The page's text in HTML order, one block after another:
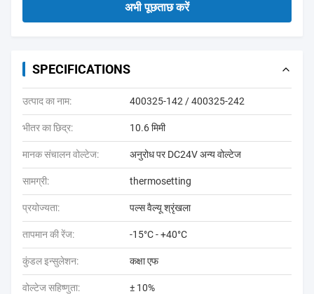
अभी पूछताछ करें
SPECIFICATIONS
उत्पाद का नाम: 400325-142 / 400325-242
भीतर का छिद्र: 10.6 मिमी
मानक संचालन वोल्टेज: अनुरोध पर DC24V अन्य वोल्टेज
सामग्री: thermosetting
प्रयोज्यता: पल्स वैल्यू श्रृंखला
तापमान की रेंज: -15°C - +40°C
कुंडल इन्सुलेशन: कक्षा एफ
वोल्टेज सहिष्णुता: ± 10%